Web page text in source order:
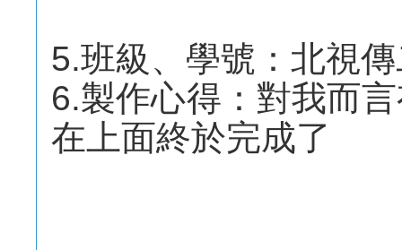
5.班級、學號：北視
6.製作心得：對我而
在上面終於完成了